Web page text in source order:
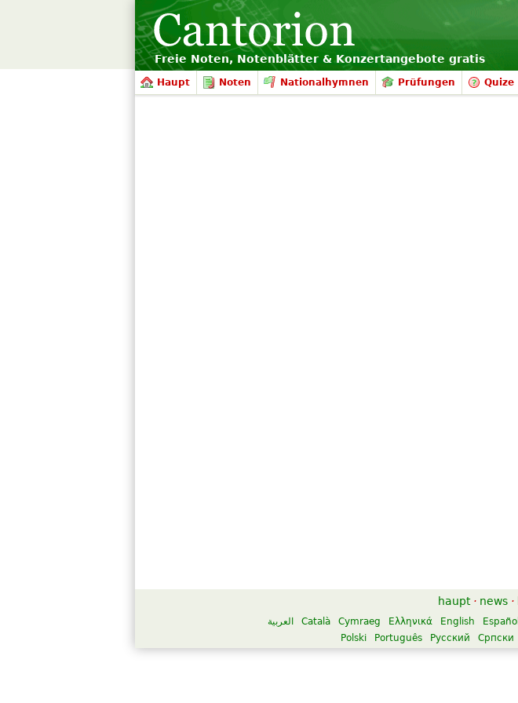
Freie Noten, Notenblätter & Konzertangebote gratis
Haupt Noten Nationalhymnen Prüfungen Quize
haupt · news ·
العربية Català Cymraeg Ελληνικά English Español
Polski
Português Русский Српски